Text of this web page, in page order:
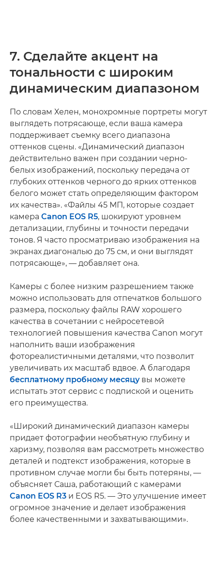
7. Сделайте акцент на
тональности с широким
динамическим диапазоном
По словам Хелен, монохромные портреты могут
выглядеть потрясающе, если ваша камера
поддерживает съемку всего диапазона
оттенков сцены. «Динамический диапазон
действительно важен при создании черно-
белых изображений, поскольку передача от
глубоких оттенков черного до ярких оттенков
белого может стать определяющим фактором
их качества». «Файлы 45 МП, которые создает
камера Canon EOS R5, шокируют уровнем
детализации, глубины и точности передачи
тонов. Я часто просматриваю изображения на
экранах диагональю до 75 см, и они выглядят
потрясающе», — добавляет она.
Камеры с более низким разрешением также
можно использовать для отпечатков большого
размера, поскольку файлы RAW хорошего
качества в сочетании с нейросетевой
технологией повышения качества Canon могут
наполнить ваши изображения
фотореалистичными деталями, что позволит
увеличивать их масштаб вдвое. А благодаря
бесплатному пробному месяцувы можете
испытать этот сервис с подпиской и оценить
его преимущества.
«Широкий динамический диапазон камеры
придает фотографии необъятную глубину и
харизму, позволяя вам рассмотреть множество
деталей и подтекст изображения, которые в
противном случае могли бы быть потеряны, —
объясняет Саша, работающий с камерами
Canon EOS R3 и EOS R5. — Это улучшение имеет
огромное значение и делает изображения
более качественными и захватывающими».